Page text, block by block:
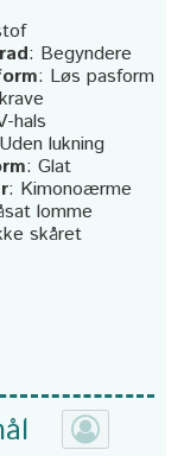
: Begyndere
: Løs pasform
hals
Uden lukning
: Glat
: Kimonoærme
lomme
skåret